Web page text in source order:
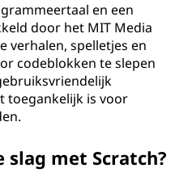
en een
door het MIT Media
verhalen, spelletjes en
codeblokken te slepen
toegankelijk is voor
slag met Scratch?